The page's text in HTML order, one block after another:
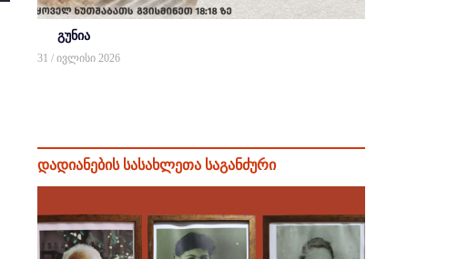
გუნია
31 / ივლისი 2026
დადიანების სასახლეთა საგანძური